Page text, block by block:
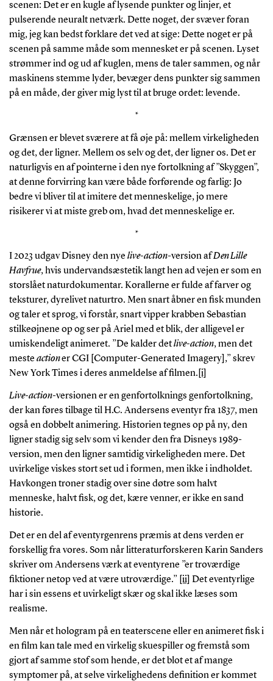
scenen: Det er en kugle af lysende punkter og linjer, et
pulserende neuralt netværk. Dette noget, der svæver foran
mig, jeg kan bedst forklare det ved at sige: Dette noget er på
scenen på samme måde som mennesket er på scenen. Lyset
strømmer ind og ud af kuglen, mens de taler sammen, og når
maskinens stemme lyder, bevæger dens punkter sig sammen
på en måde, der giver mig lyst til at bruge ordet: levende.
*
Grænsen er blevet sværere at få øje på: mellem virkeligheden
og det, der ligner. Mellem os selv og det, der ligner os. Det er
naturligvis en af pointerne i den nye fortolkning af ”Skyggen”,
at denne forvirring kan være både forførende og farlig: Jo
bedre vi bliver til at imitere det menneskelige, jo mere
risikerer vi at miste greb om, hvad det menneskelige er.
*
I 2023 udgav Disney den nye live-action-version afDen Lille
Havfrue, hvis undervandsæstetik langt hen ad vejen er som en
storslået naturdokumentar. Korallerne er fulde af farver og
teksturer, dyrelivet naturtro. Men snart åbner en fisk munden
og taler et sprog, vi forstår, snart vipper krabben Sebastian
stilkeøjnene op og ser på Ariel med et blik, der alligevel er
umiskendeligt animeret. ”De kalder detlive-action, men det
meste actioner CGI [Computer-Generated Imagery],” skrev
New York Times i deres anmeldelse af filmen. [i]
Live-action-versionen er en genfortolknings genfortolkning,
der kan føres tilbage til H.C. Andersens eventyr fra 1837, men
også en dobbelt animering. Historien tegnes op på ny, den
ligner stadig sig selv som vi kender den fra Disneys 1989-
version, men den ligner samtidig virkeligheden mere. Det
uvirkelige viskes stort set ud i formen, men ikke i indholdet.
Havkongen troner stadig over sine døtre som halvt
menneske, halvt fisk, og det, kære venner, er ikke en sand
historie.
Det er en del af eventyrgenrens præmis at dens verden er
forskellig fra vores. Som når litteraturforskeren Karin Sanders
skriver om Andersens værk at eventyrene ”er troværdige
fiktioner netop ved at være utroværdige.” [ii] Det eventyrlige
har i sin essens et uvirkeligt skær og skal ikke læses som
realisme.
Men når et hologram på en teaterscene eller en animeret fisk i
en film kan tale med en virkelig skuespiller og fremstå som
gjort af samme stof som hende, er det blot et af mange
symptomer på, at selve virkelighedens definition er kommet